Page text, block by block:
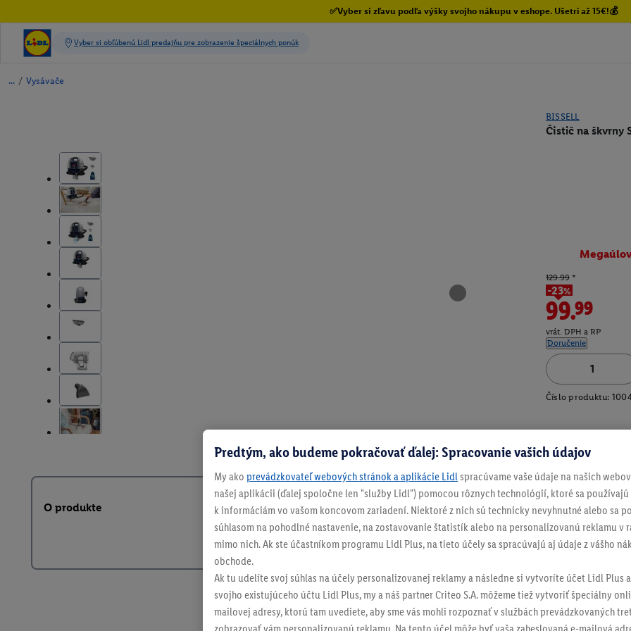
✅Vyber si zľavu podľa výšky svojho nákupu v eshope. Ušetri až 15€!💰
/ Vysávače
BISSELL
Čistič na škvrny
129.99*
-23%
99.99
vrát. DPH a RP
Doručenie
Číslo produktu:
O produkte
Predtým, ako budeme pokračovať ďalej: Spracovanie vašich údajov
My ako prevádzkovateľ webových stránok a aplikácie Lidl spracúvame vaše údaje na našich
našej aplikácii (ďalej spoločne len "služby Lidl") pomocou rôznych technológií, ktoré sa
k informáciám vo vašom koncovom zariadení. Niektoré z nich sú technicky nevyhnutné alebo sa
súhlasom na pohodlné nastavenie, na zostavovanie štatistík alebo na personalizovanú reklamu v
mimo nich. Ak ste účastníkom programu Lidl Plus, na tieto účely sa spracúvajú aj údaje z vášho
obchode.
Ak tu udelíte svoj súhlas na účely personalizovanej reklamy a následne si vytvoríte účet Lidl Plus
svojho existujúceho účtu Lidl Plus, my a náš partner Criteo S.A. môžeme tiež vytvoriť špeciálny
mailovej adresy, ktorú tam uvediete, aby sme vás mohli rozpoznať v službách prevádzkovaných